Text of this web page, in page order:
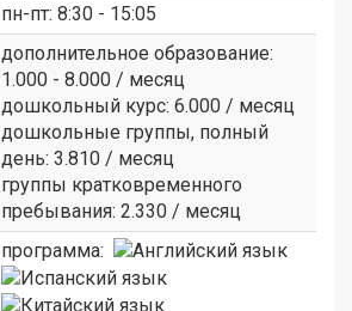
пн-пт: 8:30 - 15:05
дополнительное образование:
1.000 - 8.000 / месяц
дошкольный курс: 6.000 / месяц
дошкольные группы, полный
день: 3.810 / месяц
группы кратковременного
пребывания: 2.330 / месяц
программа: